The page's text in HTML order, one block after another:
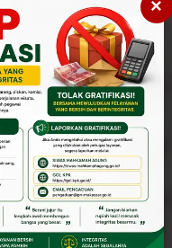
×
Laporan Pelayanan Informasi Publik